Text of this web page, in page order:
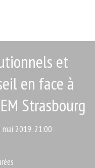
et
en face à
Strasbourg
2019, 21:00